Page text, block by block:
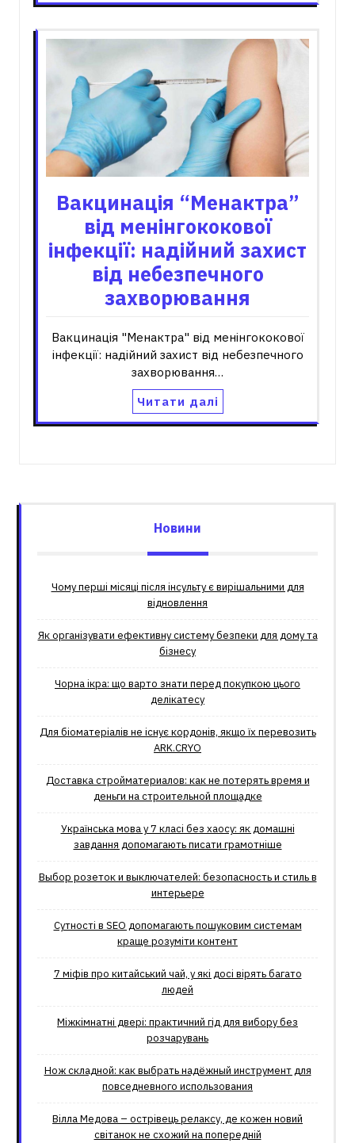
Вакцинація “Менактра”
від менінгококової
інфекції: надійний захист
від небезпечного
захворювання
Вакцинація "Менактра" від менінгококової
інфекції: надійний захист від небезпечного
захворювання…
Читати далі
Новини
Чому перші місяці після інсульту є вирішальними для
відновлення
Як організувати ефективну систему безпеки для дому та
бізнесу
Чорна ікра: що варто знати перед покупкою цього
делікатесу
Для біоматеріалів не існує кордонів, якщо їх перевозить
ARK.CRYO
Доставка стройматериалов: как не потерять время и
деньги на строительной площадке
Українська мова у 7 класі без хаосу: як домашні
завдання допомагають писати грамотніше
Выбор розеток и выключателей: безопасность и стиль в
интерьере
Сутності в SEO допомагають пошуковим системам
краще розуміти контент
7 міфів про китайський чай, у які досі вірять багато
людей
Міжкімнатні двері: практичний гід для вибору без
розчарувань
Нож складной: как выбрать надёжный инструмент для
повседневного использования
Вілла Медова – острівець релаксу, де кожен новий
світанок не схожий на попередній